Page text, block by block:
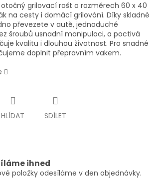
grilovací rošt o rozměrech 60 x 40
na cesty i domácí grilování. Díky skladné
převezete v autě, jednoduché
šroubů usnadní manipulaci, a poctivá
kvalitu i dlouhou životnost. Pro snadné
doplnit přepravním vakem.
HLÍDAT SDÍLET
ihned
položky odesíláme v den objednávky.